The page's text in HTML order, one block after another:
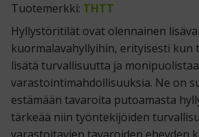
Tuotemerkki: THTT
Hyllystöritilät ovat olennainen
kuormalavahyllyihin, erityisesti kun
lisätä turvallisuutta ja monipuolistaa
varastointimahdollisuuksia. Ne on
estämään tavaroita putoamasta
tärkeää niin työntekijöiden